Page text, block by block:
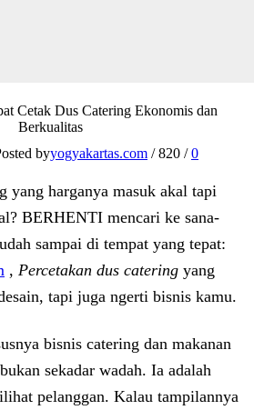
Cetak Dus Catering Ekonomis dan
Berkualitas
byyogyakartas.com / 820 / 0
yang harganya masuk akal tapi
BERHENTI mencari ke sana-
sampai di tempat yang tepat:
, Percetakan dus catering yang
tapi juga ngerti bisnis kamu.
bisnis catering dan makanan
sekadar wadah. Ia adalah
pelanggan. Kalau tampilannya